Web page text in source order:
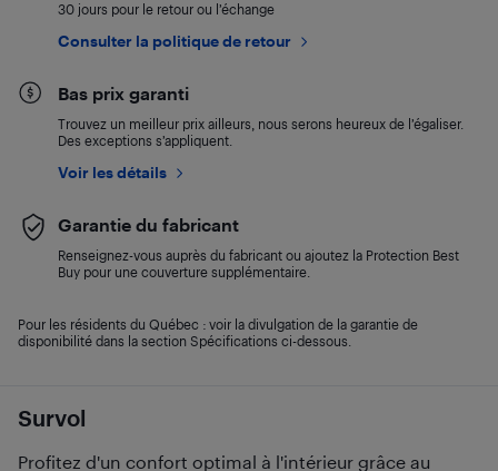
Survol
Profitez d'un confort optimal à l'intérieur grâce au
30 jours pour le retour ou l’échange
Consulter la politique de retour
Bas prix garanti
Trouvez un meilleur prix ailleurs, nous serons heureux de l’égaliser.
Des exceptions s’appliquent.
Voir les détails
Garantie du fabricant
Renseignez-vous auprès du fabricant ou ajoutez la Protection Best
Buy pour une couverture supplémentaire.
Pour les résidents du Québec : voir la divulgation de la garantie de
disponibilité dans la section Spécifications ci-dessous.